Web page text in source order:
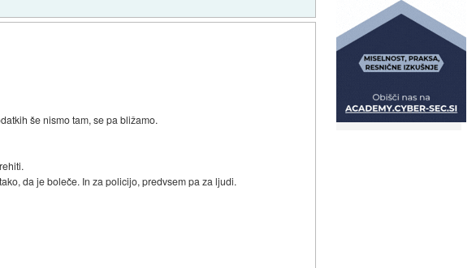
še nismo tam, se pa bližamo.
da je boleče. In za policijo, predvsem pa za ljudi.